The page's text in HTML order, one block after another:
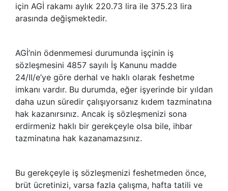
için AGİ rakamı aylık 220.73 lira ile 375.23 lira
arasında değişmektedir.
AGİ’nin ödenmemesi durumunda işçinin iş
sözleşmesini 4857 sayılı İş Kanunu madde
24/II/e’ye göre derhal ve haklı olarak feshetme
imkanı vardır. Bu durumda, eğer işyerinde bir yıldan
daha uzun süredir çalışıyorsanız kıdem tazminatına
hak kazanırsınız. Ancak iş sözleşmenizi sona
erdirmeniz haklı bir gerekçeyle olsa bile, ihbar
tazminatına hak kazanamazsınız.
Bu gerekçeyle iş sözleşmenizi feshetmeden önce,
brüt ücretinizi, varsa fazla çalışma, hafta tatili ve